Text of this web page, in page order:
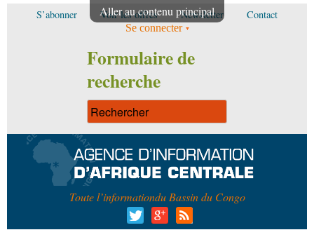
Aller au contenu principal
S’abonner Voir les offres Newsletter Contact
Se connecter
Formulaire de
recherche
Toute l’informationdu Bassin du Congo